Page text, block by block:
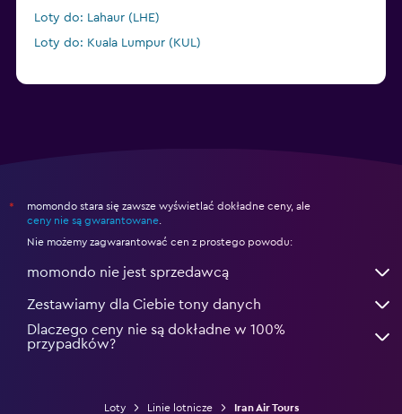
Loty do: Lahaur (LHE)
Loty do: Kuala Lumpur (KUL)
*
momondo stara się zawsze wyświetlać dokładne ceny, ale
ceny nie są gwarantowane
Nie możemy zagwarantować cen z prostego powodu:
momondo nie jest sprzedawcą
Zestawiamy dla Ciebie tony danych
Dlaczego ceny nie są dokładne w 100%
przypadków?
Loty Linie lotnicze Iran Air Tours